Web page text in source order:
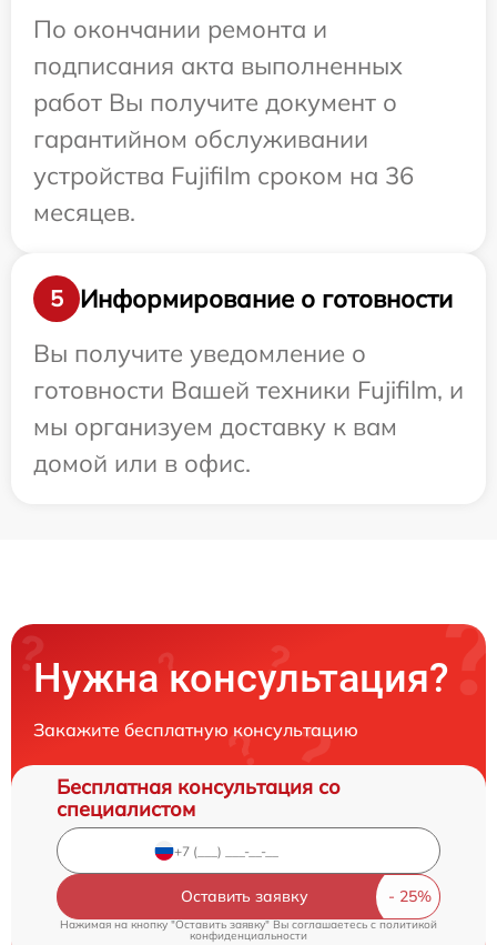
По окончании ремонта и
подписания акта выполненных
работ Вы получите документ о
гарантийном обслуживании
устройства Fujifilm сроком на 36
месяцев.
5
Информирование о готовности
Вы получите уведомление о
готовности Вашей техники Fujifilm, и
мы организуем доставку к вам
домой или в офис.
Нужна консультация?
Закажите бесплатную консультацию
Бесплатная консультация со
специалистом
Оставить заявку
Нажимая на кнопку "Оставить заявку" Вы соглашаетесь c политикой
конфиденциальности